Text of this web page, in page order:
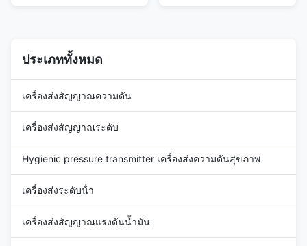
pointer scale display for
ประเภททั้งหมด
เครื่องส่งสัญญาณความดัน
เครื่องส่งสัญญาณระดับ
Hygienic pressure transmitter เครื่องส่งความดันสุขภาพ
เครื่องส่งระดับน้ํา
เครื่องส่งสัญญาณแรงดันน้ำมัน